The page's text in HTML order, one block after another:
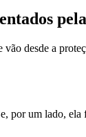
desde a
um lado,